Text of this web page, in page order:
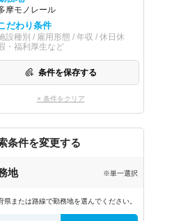
摩モノレール
だわり条件
設種別 / 雇用形態 / 年収 / 休日休
・福利厚生など
条件を保存する
× 条件をクリア
条件を変更する
地 ※単一選択
県または路線で勤務地を選んでください。